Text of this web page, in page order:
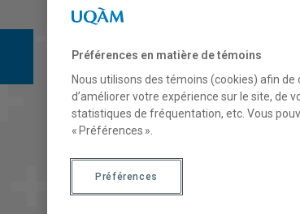
COURS// REL7130
Description
Préférences en matière de témoins
Nous utilisons des témoins (cookies) afin
d’améliorer votre expérience sur le site, de
statistiques de fréquentation, etc. Vous
« Préférences ».
Préférences